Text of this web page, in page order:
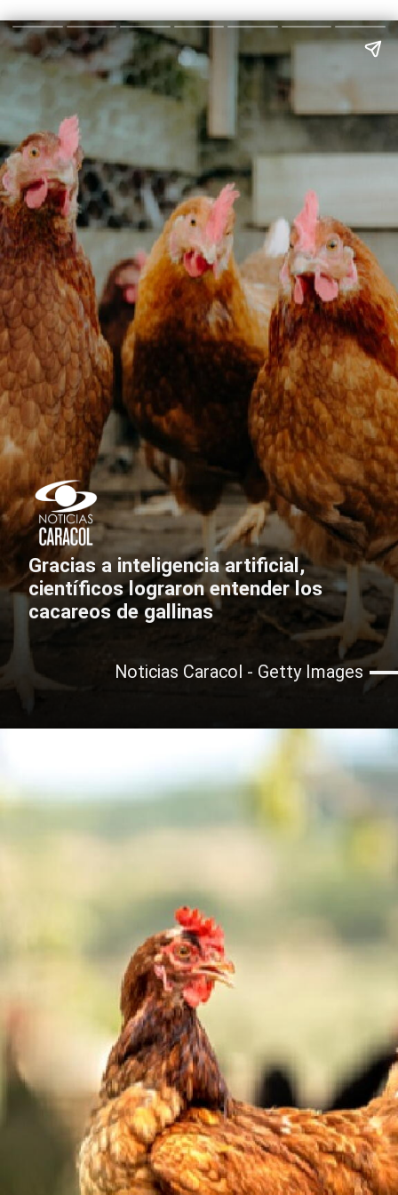
Gracias a inteligencia artificial,
científicos lograron entender los
cacareos de gallinas
Noticias Caracol - Getty Images